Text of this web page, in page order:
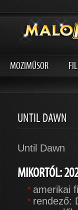
MOZIMŰSOR
UNTIL DAWN
Until Dawn
MIKORTÓL:
amerikai
rendező: